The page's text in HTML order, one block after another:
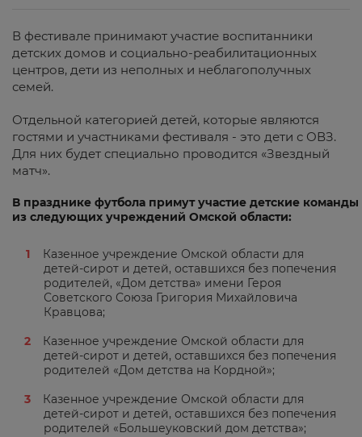
В фестивале принимают участие воспитанники
детских домов и социально-реабилитационных
центров, дети из неполных и неблагополучных
семей.
Отдельной категорией детей, которые являются
гостями и участниками фестиваля - это дети с ОВЗ.
Для них будет специально проводится «Звездный
матч».
В празднике футбола примут участие детские команды
из следующих учреждений Омской области:
Казенное учреждение Омской области для
детей-сирот и детей, оставшихся без попечения
родителей, «Дом детства» имени Героя
Советского Союза Григория Михайловича
Кравцова;
Казенное учреждение Омской области для
детей-сирот и детей, оставшихся без попечения
родителей «Дом детства на Кордной»;
Казенное учреждение Омской области для
детей-сирот и детей, оставшихся без попечения
родителей «Большеуковский дом детства»;